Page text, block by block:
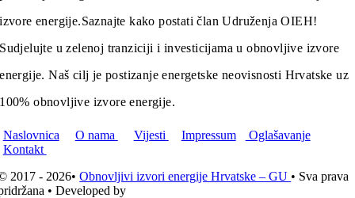
izvore energije.Saznajte kako postati član Udruženja OIEH!
Sudjelujte u zelenoj tranziciji i investicijama u obnovljive izvore
energije. Naš cilj je postizanje energetske neovisnosti Hrvatske uz
100% obnovljive izvore energije.
Naslovnica O nama Vijesti Impressum
Oglašavanje
Kontakt
2017 - 2026•Obnovljivi izvori energije Hrvatske – GU • Sva prava
• Developed by